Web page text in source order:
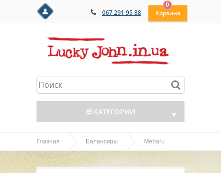
067 291 95 88
0
КАТЕГОРИИ ▼
▼
Главная Балансиры Mebaru
Балансир MEBARU 213 (77мм)